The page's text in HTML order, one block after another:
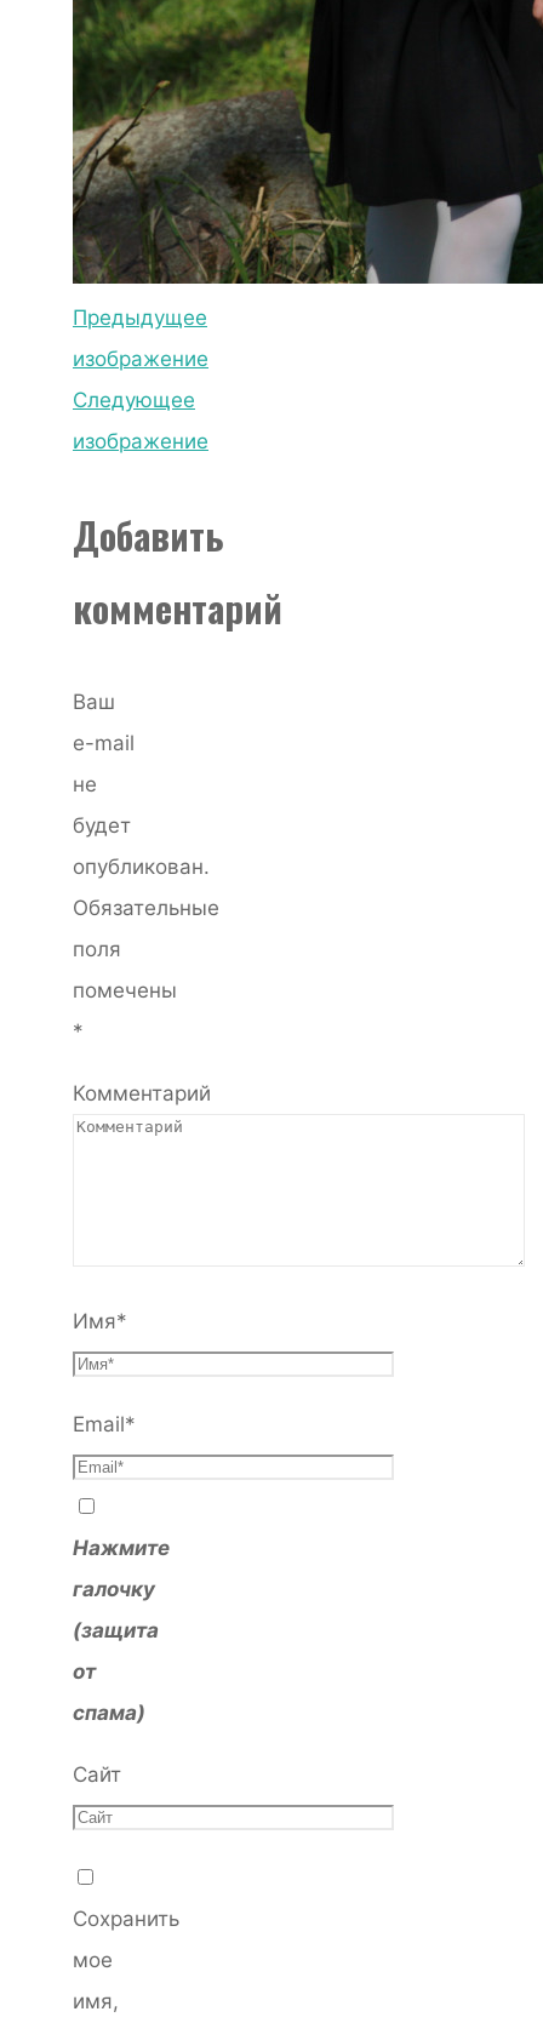
Предыдущее
изображение
Следующее
изображение
Добавить
комментарий
Ваш
e-mail
не
будет
опубликован.
Обязательные
поля
помечены
*
Комментарий
Имя*
Email*
Нажмите
галочку
(защита
от
спама)
Сайт
Сохранить
мое
имя,